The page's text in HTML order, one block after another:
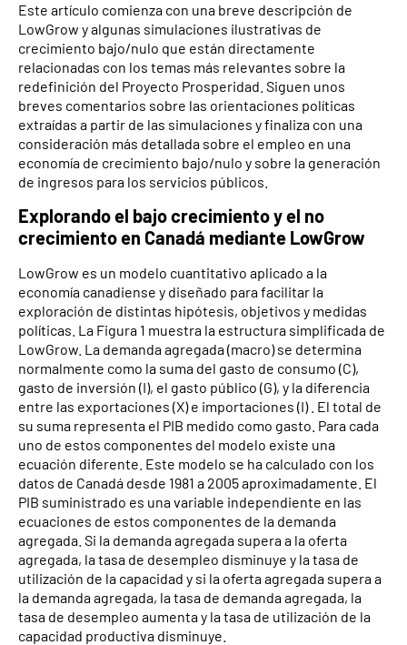
Este artículo comienza con una breve descripción de
LowGrow y algunas simulaciones ilustrativas de
crecimiento bajo/nulo que están directamente
relacionadas con los temas más relevantes sobre la
redefinición del Proyecto Prosperidad. Siguen unos
breves comentarios sobre las orientaciones políticas
extraídas a partir de las simulaciones y finaliza con una
consideración más detallada sobre el empleo en una
economía de crecimiento bajo/nulo y sobre la generación
de ingresos para los servicios públicos.
Explorando el bajo crecimiento y el no
crecimiento en Canadá mediante LowGrow
LowGrow es un modelo cuantitativo aplicado a la
economía canadiense y diseñado para facilitar la
exploración de distintas hipótesis, objetivos y medidas
políticas. La Figura 1 muestra la estructura simplificada de
LowGrow. La demanda agregada (macro) se determina
normalmente como la suma del gasto de consumo (C),
gasto de inversión (I), el gasto público (G), y la diferencia
entre las exportaciones (X) e importaciones (I) . El total de
su suma representa el PIB medido como gasto. Para cada
uno de estos componentes del modelo existe una
ecuación diferente. Este modelo se ha calculado con los
datos de Canadá desde 1981 a 2005 aproximadamente. El
PIB suministrado es una variable independiente en las
ecuaciones de estos componentes de la demanda
agregada. Si la demanda agregada supera a la oferta
agregada, la tasa de desempleo disminuye y la tasa de
utilización de la capacidad y si la oferta agregada supera a
la demanda agregada, la tasa de demanda agregada, la
tasa de desempleo aumenta y la tasa de utilización de la
capacidad productiva disminuye.